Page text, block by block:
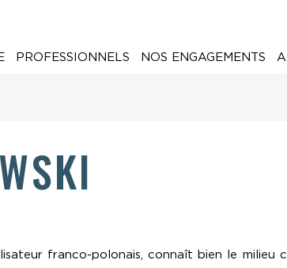
PROFESSIONNELS NOS ENGAGEMENTS
franco-polonais, connaît bien le milieu